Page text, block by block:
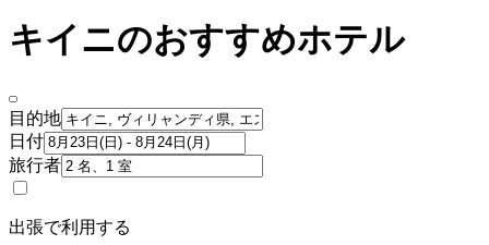
キイニのおすすめホテル
目的地
日付
旅行者
出張で利用する